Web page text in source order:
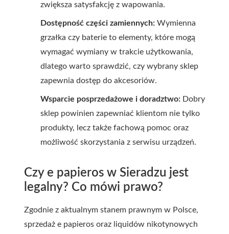
zwiększa satysfakcję z wapowania.
Dostępność części zamiennych: Wymienna
grzałka czy baterie to elementy, które mogą
wymagać wymiany w trakcie użytkowania,
dlatego warto sprawdzić, czy wybrany sklep
zapewnia dostęp do akcesoriów.
Wsparcie posprzedażowe i doradztwo: Dobry
sklep powinien zapewniać klientom nie tylko
produkty, lecz także fachową pomoc oraz
możliwość skorzystania z serwisu urządzeń.
Czy e papieros w Sieradzu jest
legalny? Co mówi prawo?
Zgodnie z aktualnym stanem prawnym w Polsce,
sprzedaż e papieros oraz liquidów nikotynowych